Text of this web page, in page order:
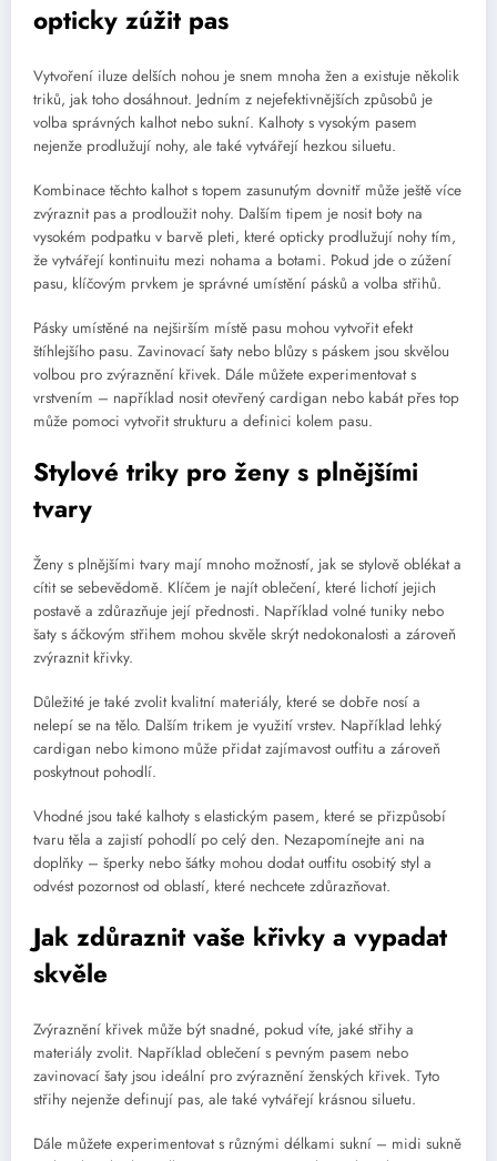
opticky zúžit pas
Vytvoření iluze delších nohou je snem mnoha žen a existuje několik
triků, jak toho dosáhnout. Jedním z nejefektivnějších způsobů je
volba správných kalhot nebo sukní. Kalhoty s vysokým pasem
nejenže prodlužují nohy, ale také vytvářejí hezkou siluetu.
Kombinace těchto kalhot s topem zasunutým dovnitř může ještě více
zvýraznit pas a prodloužit nohy. Dalším tipem je nosit boty na
vysokém podpatku v barvě pleti, které opticky prodlužují nohy tím,
že vytvářejí kontinuitu mezi nohama a botami. Pokud jde o zúžení
pasu, klíčovým prvkem je správné umístění pásků a volba střihů.
Pásky umístěné na nejširším místě pasu mohou vytvořit efekt
štíhlejšího pasu. Zavinovací šaty nebo blůzy s páskem jsou skvělou
volbou pro zvýraznění křivek. Dále můžete experimentovat s
vrstvením – například nosit otevřený cardigan nebo kabát přes top
může pomoci vytvořit strukturu a definici kolem pasu.
Stylové triky pro ženy s plnějšími
tvary
Ženy s plnějšími tvary mají mnoho možností, jak se stylově oblékat a
cítit se sebevědomě. Klíčem je najít oblečení, které lichotí jejich
postavě a zdůrazňuje její přednosti. Například volné tuniky nebo
šaty s áčkovým střihem mohou skvěle skrýt nedokonalosti a zároveň
zvýraznit křivky.
Důležité je také zvolit kvalitní materiály, které se dobře nosí a
nelepí se na tělo. Dalším trikem je využití vrstev. Například lehký
cardigan nebo kimono může přidat zajímavost outfitu a zároveň
poskytnout pohodlí.
Vhodné jsou také kalhoty s elastickým pasem, které se přizpůsobí
tvaru těla a zajistí pohodlí po celý den. Nezapomínejte ani na
doplňky – šperky nebo šátky mohou dodat outfitu osobitý styl a
odvést pozornost od oblastí, které nechcete zdůrazňovat.
Jak zdůraznit vaše křivky a vypadat
skvěle
Zvýraznění křivek může být snadné, pokud víte, jaké střihy a
materiály zvolit. Například oblečení s pevným pasem nebo
zavinovací šaty jsou ideální pro zvýraznění ženských křivek. Tyto
střihy nejenže definují pas, ale také vytvářejí krásnou siluetu.
Dále můžete experimentovat s různými délkami sukní – midi sukně